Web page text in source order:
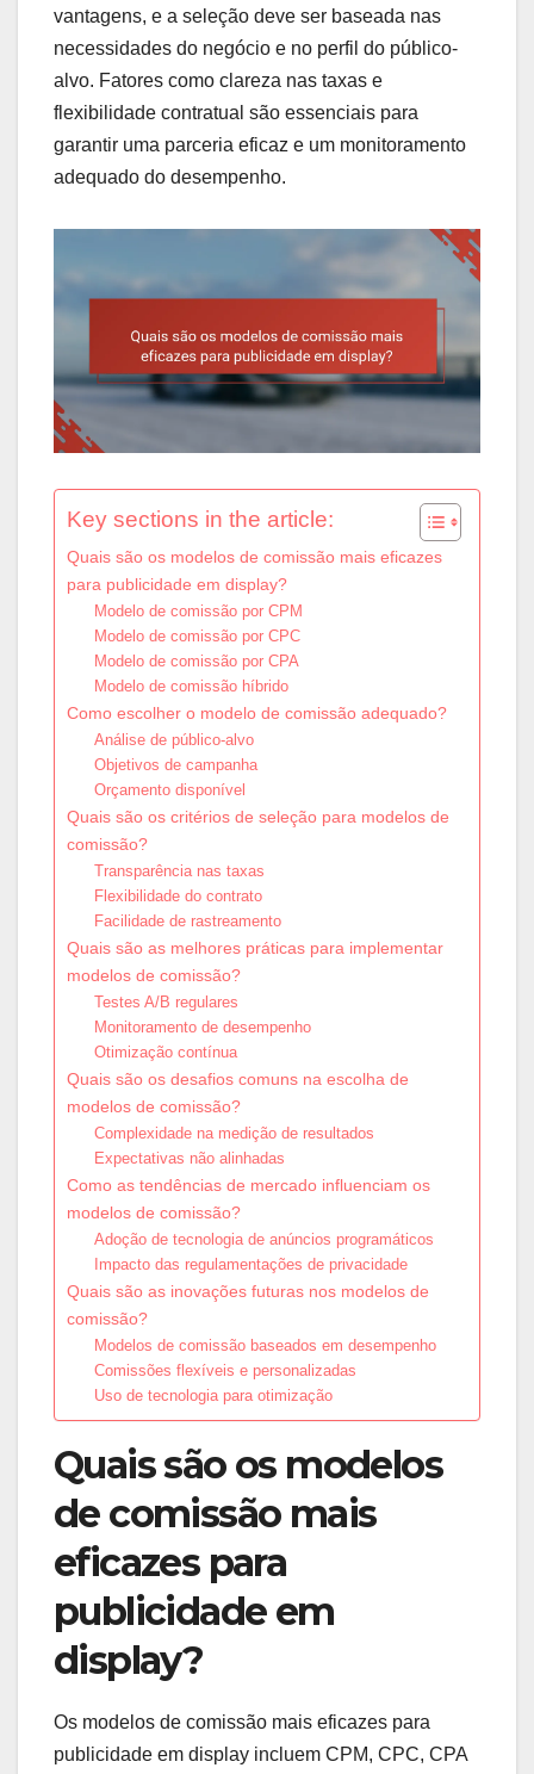
vantagens, e a seleção deve ser baseada nas
necessidades do negócio e no perfil do público-
alvo. Fatores como clareza nas taxas e
flexibilidade contratual são essenciais para
garantir uma parceria eficaz e um monitoramento
adequado do desempenho.
Key sections in the article:
Quais são os modelos de comissão mais eficazes
para publicidade em display?
Modelo de comissão por CPM
Modelo de comissão por CPC
Modelo de comissão por CPA
Modelo de comissão híbrido
Como escolher o modelo de comissão adequado?
Análise de público-alvo
Objetivos de campanha
Orçamento disponível
Quais são os critérios de seleção para modelos de
comissão?
Transparência nas taxas
Flexibilidade do contrato
Facilidade de rastreamento
Quais são as melhores práticas para implementar
modelos de comissão?
Testes A/B regulares
Monitoramento de desempenho
Otimização contínua
Quais são os desafios comuns na escolha de
modelos de comissão?
Complexidade na medição de resultados
Expectativas não alinhadas
Como as tendências de mercado influenciam os
modelos de comissão?
Adoção de tecnologia de anúncios programáticos
Impacto das regulamentações de privacidade
Quais são as inovações futuras nos modelos de
comissão?
Modelos de comissão baseados em desempenho
Comissões flexíveis e personalizadas
Uso de tecnologia para otimização
Quais são os modelos
de comissão mais
eficazes para
publicidade em
display?
Os modelos de comissão mais eficazes para
publicidade em display incluem CPM, CPC, CPA